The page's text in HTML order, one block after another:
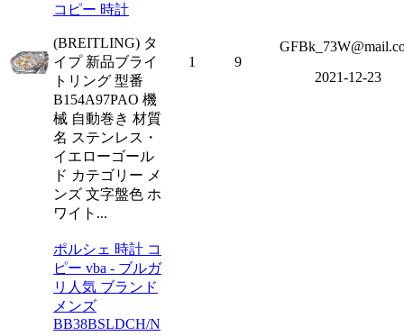
コピー 時計
(BREITLING) タ
イプ 新品ブライ
トリング 型番
B154A97PAO 機
械 自動巻き 材質
名 ステンレス・
イエローゴール
ド カテゴリー メ
ンズ 文字盤色 ホ
ワイト...
1 9
2021-12-23
ポルシェ 時計 コ
ピー vba - ブルガ
リ人気 ブランド
メンズ
BB38BSLDCH/N